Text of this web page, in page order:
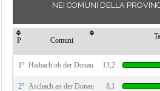
NEI COMUNI DELLA
P Comuni
1° Haibach ob der Donau 13,2
2° Aschach an der Donau 8,1